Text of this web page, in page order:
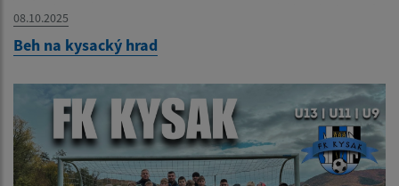
08.10.2025
Beh na kysacký hrad